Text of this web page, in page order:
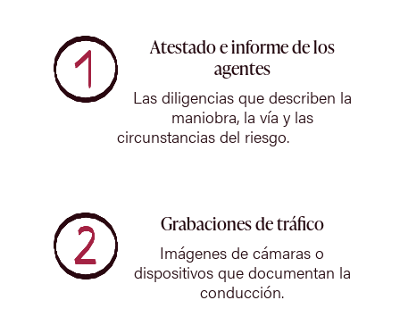
Atestado e informe de los
agentes
Las diligencias que describen la
maniobra, la vía y las
circunstancias del riesgo.
Grabaciones de tráfico
Imágenes de cámaras o
dispositivos que documentan la
conducción.